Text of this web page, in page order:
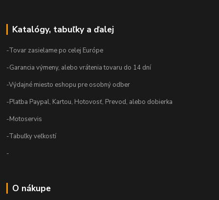
Katalógy, tabuľky a ďalej
-Tovar zasielame po celej Európe
-Garancia výmeny, alebo vrátenia tovaru do 14 dní
-Výdajné miesto eshopu pre osobný odber
-Platba Paypal, Kartou, Hotovosť, Prevod, alebo dobierka
-Motoservis
-Tabuľky veľkostí
-
O nákupe